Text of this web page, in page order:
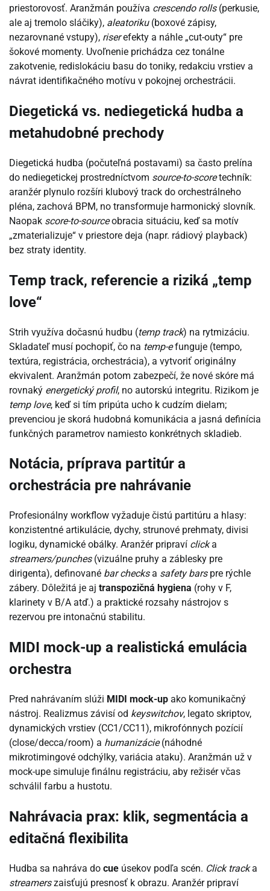
priestorovosť. Aranžmán používa crescendo rolls(perkusie,
ale aj tremolo sláčiky), aleatoriku(boxové zápisy,
nezarovnané vstupy), riserefekty a náhle „cut-outy“ pre
šokové momenty. Uvoľnenie prichádza cez tonálne
zakotvenie, redislokáciu basu do toniky, redakciu vrstiev a
návrat identifikačného motívu v pokojnej orchestrácii.
Diegetická vs. nediegetická hudba a
metahudobné prechody
Diegetická hudba (počuteľná postavami) sa často prelína
do nediegetickej prostredníctvom source-to-scoretechník:
aranžér plynulo rozšíri klubový track do orchestrálneho
pléna, zachová BPM, no transformuje harmonický slovník.
Naopak score-to-sourceobracia situáciu, keď sa motív
„zmaterializuje“ v priestore deja (napr. rádiový playback)
bez straty identity.
Temp track, referencie a riziká „temp
love“
Strih využíva dočasnú hudbu (temp track) na rytmizáciu.
Skladateľ musí pochopiť, čo na temp-efunguje (tempo,
textúra, registrácia, orchestrácia), a vytvoriť originálny
ekvivalent. Aranžmán potom zabezpečí, že nové skóre má
rovnaký energetický profil, no autorskú integritu. Rizikom je
temp love, keď si tím pripúta ucho k cudzím dielam;
prevenciou je skorá hudobná komunikácia a jasná definícia
funkčných parametrov namiesto konkrétnych skladieb.
Notácia, príprava partitúr a
orchestrácia pre nahrávanie
Profesionálny workflow vyžaduje čistú partitúru a hlasy:
konzistentné artikulácie, dychy, strunové prehmaty, divisi
logiku, dynamické obálky. Aranžér pripraví clicka
streamers/punches(vizuálne pruhy a záblesky pre
dirigenta), definované bar checksa safety barspre rýchle
zábery. Dôležitá je aj transpozičná hygiena (rohy v F,
klarinety v B/A atď.) a praktické rozsahy nástrojov s
rezervou pre intonačnú stabilitu.
MIDI mock-up a realistická emulácia
orchestra
Pred nahrávaním slúži MIDI mock-up ako komunikačný
nástroj. Realizmus závisí od keyswitchov, legato skriptov,
dynamických vrstiev (CC1/CC11), mikrofónnych pozícií
(close/decca/room) a humanizácie(náhodné
mikrotimingové odchýlky, variácia ataku). Aranžmán už v
mock-upe simuluje finálnu registráciu, aby režisér včas
schválil farbu a hustotu.
Nahrávacia prax: klik, segmentácia a
editačná flexibilita
Hudba sa nahráva do cue úsekov podľa scén. Click tracka
streamerszaisťujú presnosť k obrazu. Aranžér pripraví